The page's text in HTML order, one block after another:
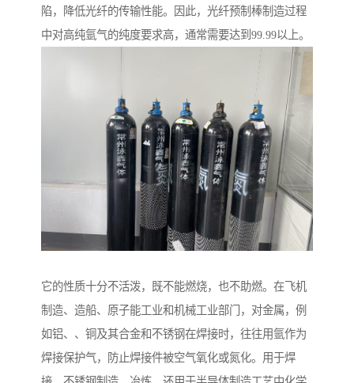
陷，降低光纤的传输性能。因此，光纤预制棒制造过程
中对高纯氩气的纯度要求高，通常需要达到99.99以上。
它的性质十分不活泼，既不能燃烧，也不助燃。在飞机
制造、造船、原子能工业和机械工业部门，对金属，例
如铝、、铜及其合金和不锈钢在焊接时，往往用氩作为
焊接保护气，防止焊接件被空气氧化或氮化。用于焊